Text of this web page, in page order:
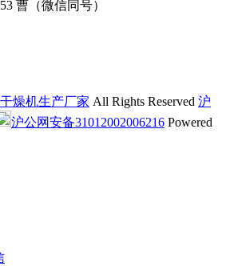
曹（微信同号）
燥机生产厂家 All Rights Reserved 沪
沪公网安备31012002006216 Powered